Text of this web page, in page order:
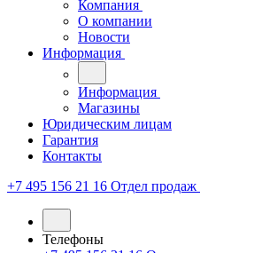
Компания
О компании
Новости
Информация
Информация
Магазины
Юридическим лицам
Гарантия
Контакты
+7 495 156 21 16 Отдел продаж
Телефоны